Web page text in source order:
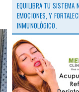
EQUILIBRA TU SISTEMA
EMOCIONES, Y
INMUNOLÓGICO.